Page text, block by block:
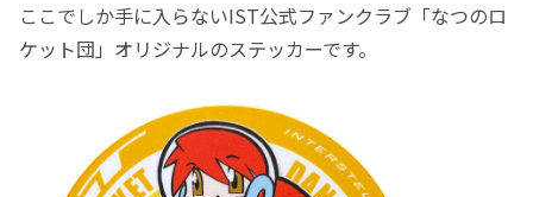
ここでしか手に入らないIST公式ファンクラブ「なつのロ
ケット団」オリジナルのステッカーです。